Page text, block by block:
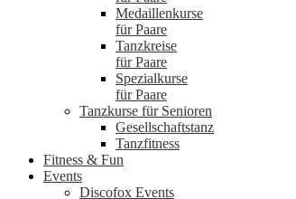
Medaillenkurse
für Paare
Tanzkreise
für Paare
Spezialkurse
für Paare
Tanzkurse für Senioren
Gesellschaftstanz
Tanzfitness
Fitness & Fun
Events
Discofox Events